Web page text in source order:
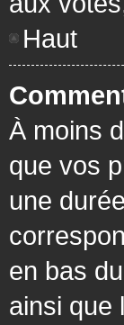
Haut
À moins
que vos
une
en bas
ainsi que